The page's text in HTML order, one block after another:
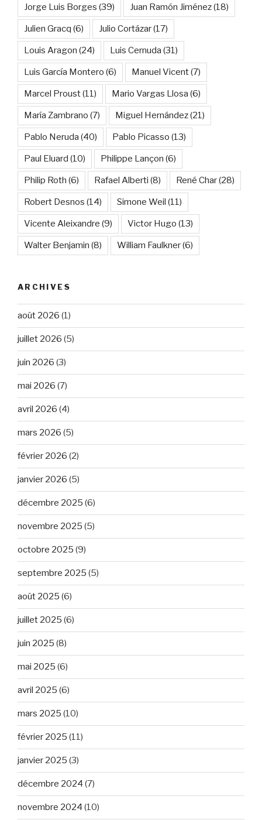
Jorge Luis Borges (39) Juan Ramón Jiménez(18)
Julien Gracq (6) Julio Cortázar(17)
Louis Aragon (24) Luis Cernuda (31)
Luis García Montero (6) Manuel Vicent(7)
Marcel Proust(11) Mario Vargas Llosa (6)
María Zambrano (7) Miguel Hernández(21)
Pablo Neruda (40) Pablo Picasso (13)
Paul Eluard (10) Philippe Lançon (6)
Philip Roth (6) Rafael Alberti (8) René Char(28)
Robert Desnos (14) Simone Weil (11)
Vicente Aleixandre (9) Victor Hugo (13)
Walter Benjamin (8) William Faulkner(6)
ARCHIVES
août 2026 (1)
juillet 2026 (5)
juin 2026 (3)
mai 2026 (7)
avril 2026 (4)
mars 2026 (5)
février 2026 (2)
janvier 2026 (5)
décembre 2025 (6)
novembre 2025 (5)
octobre 2025 (9)
septembre 2025 (5)
août 2025 (6)
juillet 2025 (6)
juin 2025 (8)
mai 2025 (6)
avril 2025 (6)
mars 2025 (10)
février 2025 (11)
janvier 2025 (3)
décembre 2024 (7)
novembre 2024 (10)